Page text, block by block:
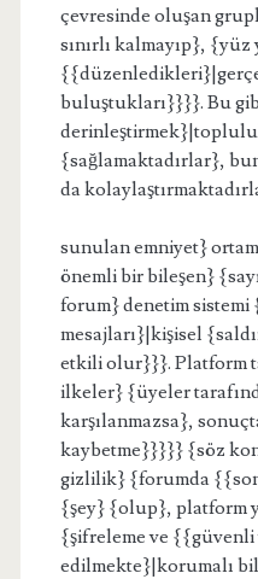
çevresinde oluşan
sınırlı kalmayıp},
buluştukları}}}}. Bu
{sağlamaktadırlar},
da
sunulan emniyet}
önemli bir bileşen}
forum} denetim
mesajları}|kişisel
etkili olur}}}. Platform
ilkeler} {üyeler
karşılanmazsa},
kaybetme}}}}} {söz
gizlilik} {forumda
{şey} {olup}, platform
{şifreleme ve
edilmekte}|korumalı